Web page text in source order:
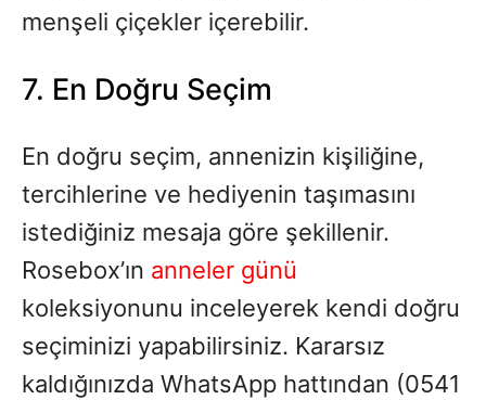
menşeli çiçekler içerebilir.
7. En Doğru Seçim
En doğru seçim, annenizin kişiliğine,
tercihlerine ve hediyenin taşımasını
istediğiniz mesaja göre şekillenir.
Rosebox’ın anneler günü
koleksiyonunu inceleyerek kendi doğru
seçiminizi yapabilirsiniz. Kararsız
kaldığınızda WhatsApp hattından (0541